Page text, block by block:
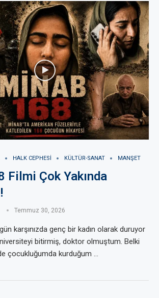
HALK CEPHESI KÜLTÜR-SANAT MANŞET
Filmi Çok Yakında
Temmuz 30, 2026
karşınızda genç bir kadın olarak duruyor
bitirmiş, doktor olmuştum. Belki
çocukluğumda kurduğum …